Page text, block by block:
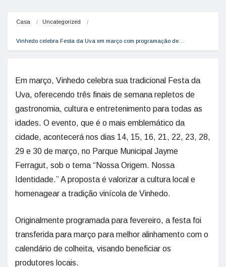
Casa Uncategorized
Vinhedo celebra Festa da Uva em março com programação de…
Em março, Vinhedo celebra sua tradicional Festa da
Uva, oferecendo três finais de semana repletos de
gastronomia, cultura e entretenimento para todas as
idades. O evento, que é o mais emblemático da
cidade, acontecerá nos dias 14, 15, 16, 21, 22, 23, 28,
29 e 30 de março, no Parque Municipal Jayme
Ferragut, sob o tema “Nossa Origem. Nossa
Identidade.” A proposta é valorizar a cultura local e
homenagear a tradição vinícola de Vinhedo.
Originalmente programada para fevereiro, a festa foi
transferida para março para melhor alinhamento com o
calendário de colheita, visando beneficiar os
produtores locais.